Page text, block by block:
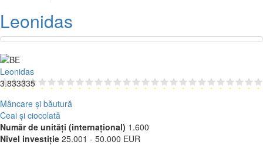
Leonidas
Leonidas
3.833335
Mâncare și băutură
Ceai și ciocolată
Număr de unități (internațional) 1.600
Nivel investiție 25.001 - 50.000 EUR